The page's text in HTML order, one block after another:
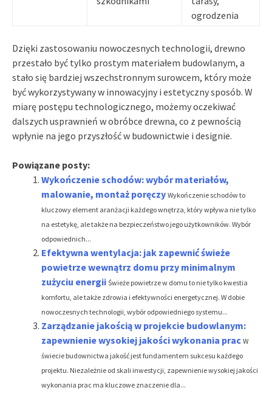
ogrodzenia
Dzięki zastosowaniu nowoczesnych technologii, drewno
przestało być tylko prostym materiałem budowlanym, a
stało się bardziej wszechstronnym surowcem, który może
być wykorzystywany w innowacyjny i estetyczny sposób. W
miarę postępu technologicznego, możemy oczekiwać
dalszych usprawnień w obróbce drewna, co z pewnością
wpłynie na jego przyszłość w budownictwie i designie.
Powiązane posty:
Wykończenie schodów: wybór materiałów,
malowanie, montaż poręczy Wykończenie schodów to
kluczowy element aranżacji każdego wnętrza, który wpływa nie tylko
na estetykę, ale także na bezpieczeństwo jego użytkowników. Wybór
odpowiednich...
Efektywna wentylacja: jak zapewnić świeże
powietrze wewnątrz domu przy minimalnym
zużyciu energii Świeże powietrze w domu to nie tylko kwestia
komfortu, ale także zdrowia i efektywności energetycznej. W dobie
nowoczesnych technologii, wybór odpowiedniego systemu...
Zarządzanie jakością w projekcie budowlanym:
zapewnienie wysokiej jakości wykonania prac W
świecie budownictwa jakość jest fundamentem sukcesu każdego
projektu. Niezależnie od skali inwestycji, zapewnienie wysokiej jakości
wykonania prac ma kluczowe znaczenie dla...